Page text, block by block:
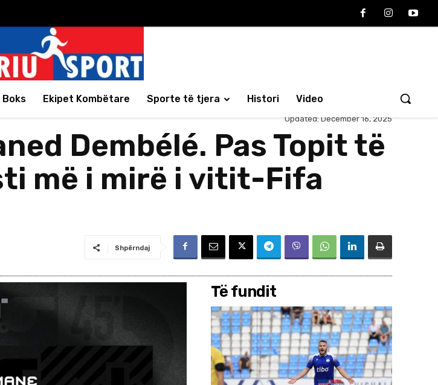
Boks Ekipet Kombëtare Sporte të tjera Histori Video
Updated: December 16, 2025
Dembélé. Pas Topit të
më i mirë i vitit-Fifa
Shpërndaj
Të fundit